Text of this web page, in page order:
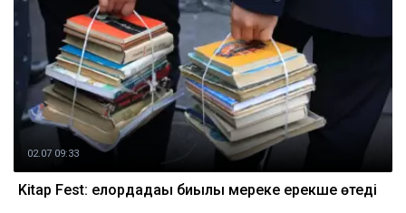
02.07 09:33
Kitap Fest: елордадағы биылғы мереке ерекше өтеді